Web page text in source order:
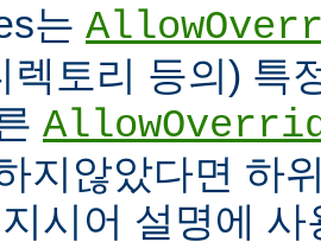
는
렉토리 등의) 특
지않았다면 하
시어 설명에